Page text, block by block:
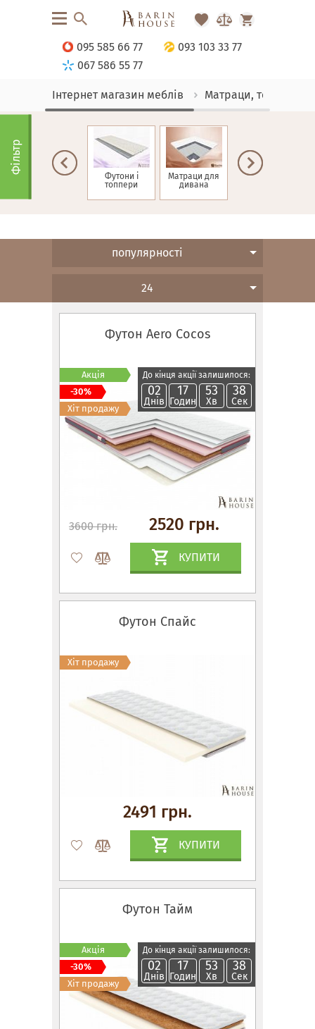
095 585 66 77
093 103 33 77
067 586 55 77
Інтернет магазин меблів Матраци, текстиль
Матраци зима-
Футони і
топпери
Матраци для
дивана
Дитячі матраци
Фільтр
популярності
24
Футон Aero Cocos
До кінця акції залишилося:
02
Днів
17
Годин
53
Хв
37
Сек
3600 грн. 2520 грн.
КУПИТИ
Акція
-30%
Хіт продажу
Футон Спайс
2491 грн.
КУПИТИ
Хіт продажу
Футон Тайм
До кінця акції залишилося:
02
Днів
17
Годин
53
Хв
37
Сек
Акція
-30%
Хіт продажу